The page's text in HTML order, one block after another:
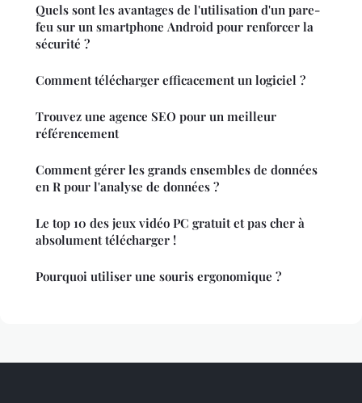
Quels sont les avantages de l'utilisation d'un pare-
feu sur un smartphone Android pour renforcer la
sécurité ?
Comment télécharger efficacement un logiciel ?
Trouvez une agence SEO pour un meilleur
référencement
Comment gérer les grands ensembles de données
en R pour l'analyse de données ?
Le top 10 des jeux vidéo PC gratuit et pas cher à
absolument télécharger !
Pourquoi utiliser une souris ergonomique ?